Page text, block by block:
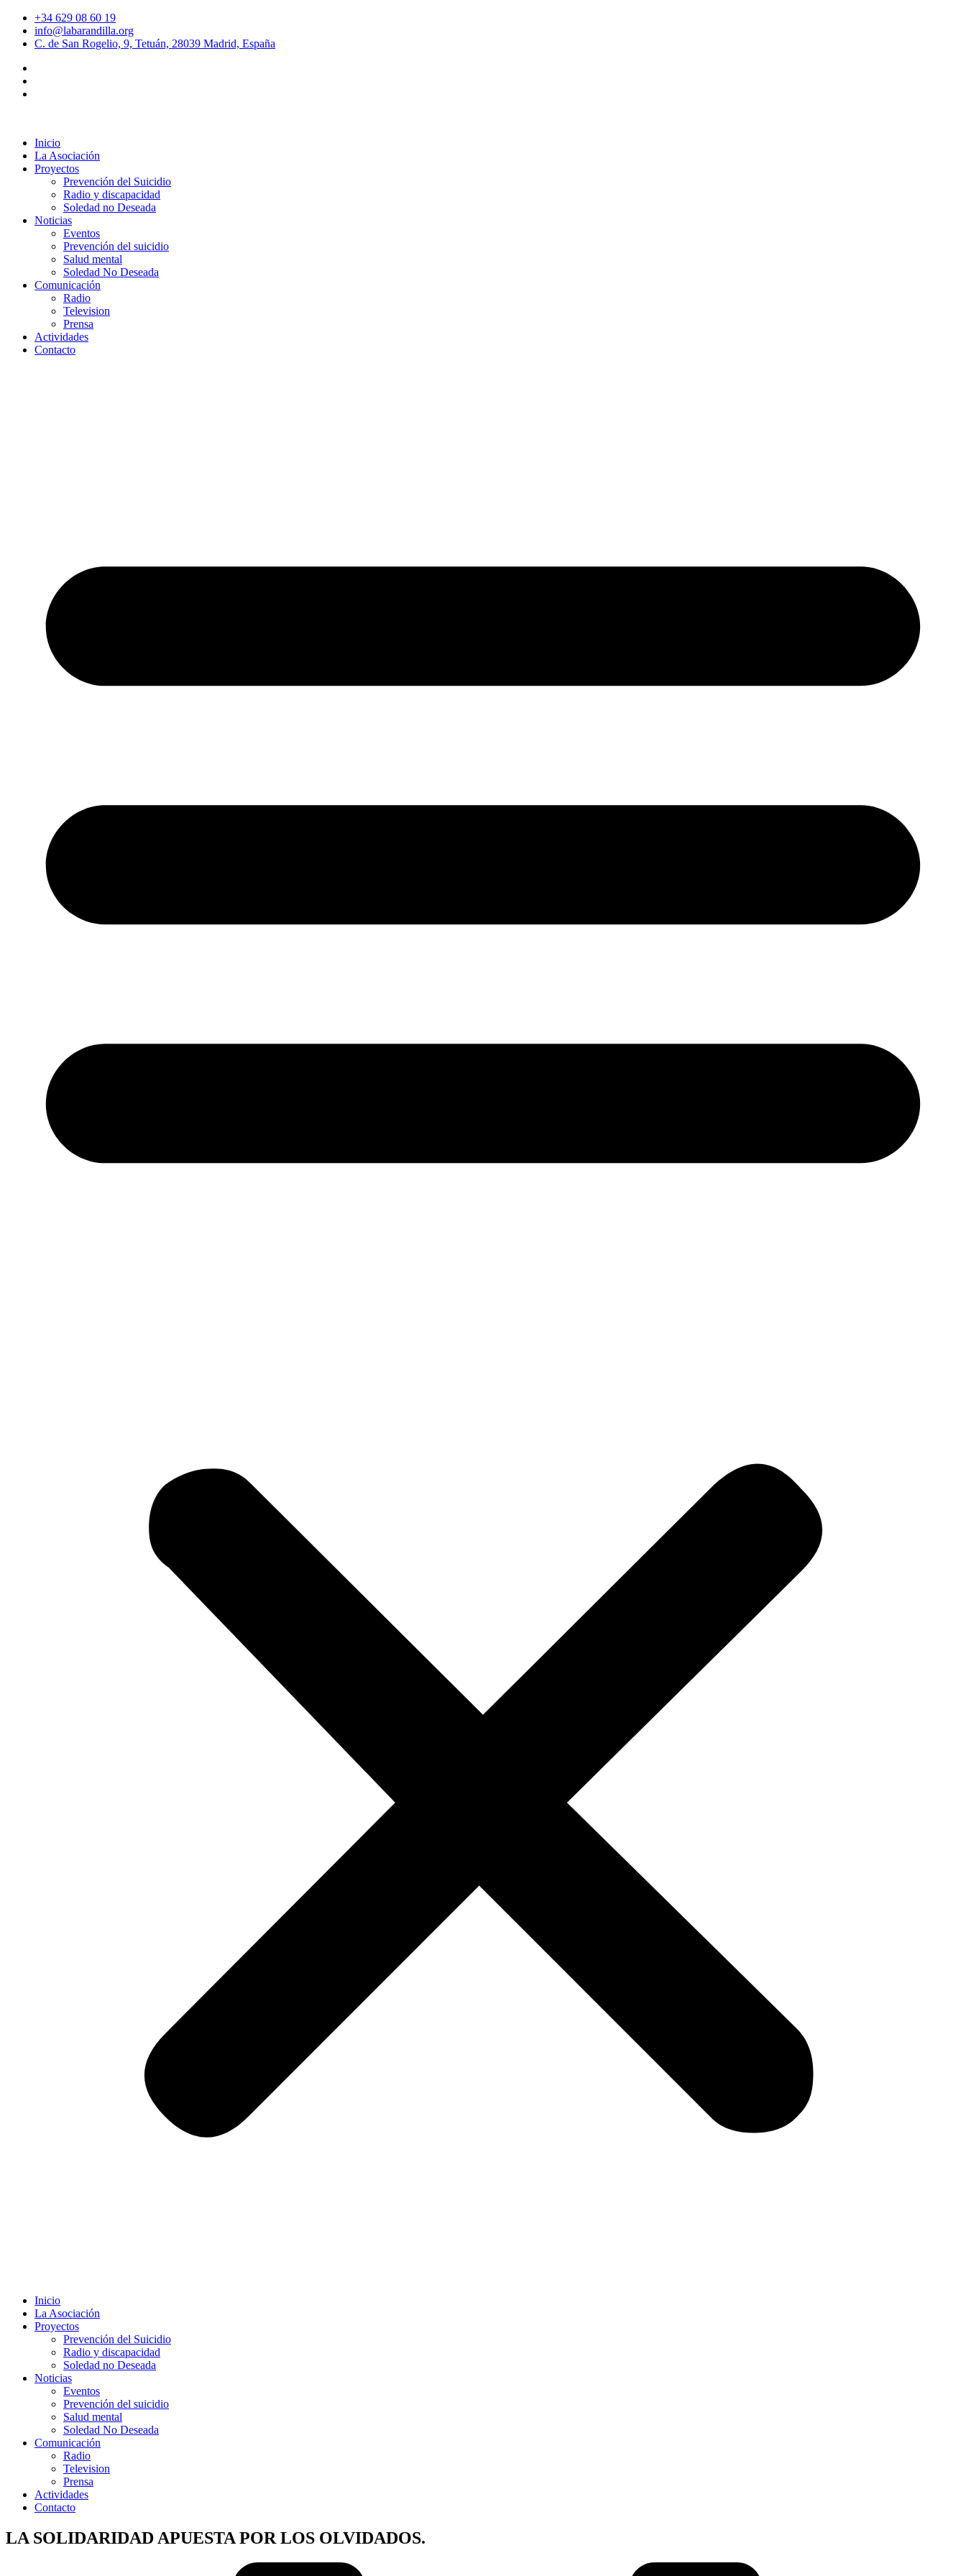
+34 629 08 60 19
info@labarandilla.org
C. de San Rogelio, 9, Tetuán, 28039 Madrid, España
Inicio
La Asociación
Proyectos
Prevención del Suicidio
Radio y discapacidad
Soledad no Deseada
Noticias
Eventos
Prevención del suicidio
Salud mental
Soledad No Deseada
Comunicación
Radio
Television
Prensa
Actividades
Contacto
Inicio
La Asociación
Proyectos
Prevención del Suicidio
Radio y discapacidad
Soledad no Deseada
Noticias
Eventos
Prevención del suicidio
Salud mental
Soledad No Deseada
Comunicación
Radio
Television
Prensa
Actividades
Contacto
LA SOLIDARIDAD APUESTA POR LOS OLVIDADOS.